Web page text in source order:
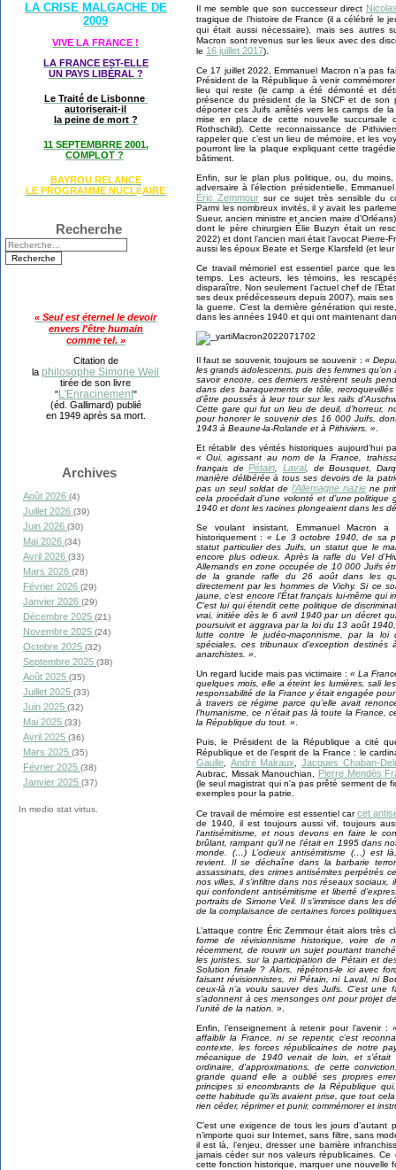
LA CRISE MALGACHE DE
2009
VIVE LA FRANCE !
LA FRANCE EST-ELLE
UN PAYS LIBÉRAL ?
Le Traité de Lisbonne
autoriserait-il
la peine de mort ?
11 SEPTEMBRRE 2001,
COMPLOT ?
BAYROU RELANCE
LE PROGRAMME NUCLÉAIRE
Recherche
« Seul est éternel le devoir
envers l'être humain
comme tel. »
Citation de
laphilosophe Simone Weil
tirée de son livre
"L'Enracinement"
(éd. Gallimard) publié
en 1949 après sa mort.
Archives
Août 2026 (4)
Juillet 2026 (39)
Juin 2026 (30)
Mai 2026 (34)
Avril 2026 (33)
Mars 2026 (28)
Février 2026 (29)
Janvier 2026 (29)
Décembre 2025 (21)
Novembre 2025 (24)
Octobre 2025 (32)
Septembre 2025 (38)
Août 2025 (35)
Juillet 2025 (33)
Juin 2025 (32)
Mai 2025 (33)
Avril 2025 (36)
Mars 2025 (35)
Février 2025 (38)
Janvier 2025 (37)
In medio stat virtus.
Il me semble que son successeur direct
tragique de l’histoire de France (il a célébré le
qui était aussi nécessaire), mais ses autres
Macron sont revenus sur les lieux avec des
le 16 juillet 2017).
Ce 17 juillet 2022, Emmanuel Macron n’a pas
Président de la République à venir
lieu qui reste (le camp a été démonté et
présence du président de la SNCF et de son
déporter ces Juifs arrêtés vers les camps de
mise en place de cette nouvelle
Rothschild). Cette reconnaissance de
rappeler que c’est un lieu de mémoire, et les
pourront lire la plaque expliquant cette
bâtiment.
Enfin, sur le plan plus politique, ou, du
adversaire à l’élection présidentielle,
Éric Zemmoursur ce sujet très sensible du
Parmi les nombreux invités, il y avait les
Sueur, ancien ministre et ancien maire
dont le père chirurgien Élie Buzyn était un
2022) et dont l’ancien mari était l’avocat Pierre-
aussi les époux Beate et Serge Klarsfeld (et leur
Ce travail mémoriel est essentiel parce que
temps. Les acteurs, les témoins, les
disparaître. Non seulement l’actuel chef de
ses deux prédécesseurs depuis 2007), mais
la guerre. C’est la dernière génération qui
dans les années 1940 et qui ont maintenant
Il faut se souvenir, toujours se souvenir : «
les grands adolescents, puis des femmes
savoir encore, ces derniers restèrent seuls
dans des baraquements de tôle,
d’être poussés à leur tour sur les rails
Cette gare qui fut un lieu de deuil, d’horreur,
pour honorer le souvenir des 16 000 Juifs,
1943 à Beaune-la-Rolande et à Pithiviers. »
Et rétablir des vérités historiques aujourd’hui
« Oui, agissant au nom de la France,
français dePétain ,Laval, de Bousquet,
manière délibérée à tous ses devoirs de la
pas un seul soldat del’Allemagne nazie ne
cela procédait d’une volonté et d’une politique
1940 et dont les racines plongeaient dans les
Se voulant insistant, Emmanuel Macron
historiquement : « Le 3 octobre 1940, de sa
statut particulier des Juifs, un statut que le
encore plus odieux. Après la rafle du Vel
Allemands en zone occupée de 10 000 Juifs
de la grande rafle du 26 août dans les
directement par les hommes de Vichy. Si ce
jaune, c’est encore l’État français lui-même qui
C’est lui qui étendit cette politique de
vrai, initiée dès le 6 avril 1940 par un décret
poursuivit et aggrava par la loi du 13 août
lutte contre le judéo-maçonnisme, par la
spéciales, ces tribunaux d’exception
anarchistes. »
Un regard lucide mais pas victimaire : « La
quelques mois, elle a éteint les lumières, sali
responsabilité de la France y était engagée
à travers ce régime parce qu’elle avait
l’humanisme, ce n’était pas là toute la France,
la République du tout. »
Puis, le Président de la République a cité
République et de l’esprit de la France : le
Gaulle André Malraux ,Jacques Chaban-
Aubrac, Missak Manouchian, Pierre Mendès
(le seul magistrat qui n’a pas prêté serment de
exemples pour la patrie.
Ce travail de mémoire est essentiel carcet
de 1940, il est toujours aussi vif, toujours
l’antisémitisme, et nous devons en faire le
brûlant, rampant qu’il ne l’était en 1995 dans
monde. (…) L’odieux antisémitisme (…) est
revient. Il se déchaîne dans la barbarie
assassinats, des crimes antisémites perpétrés
nos villes, il s’infiltre dans nos réseaux
qui confondent antisémitisme et liberté
portraits de Simone Veil. Il s’immisce dans les
de la complaisance de certaines forces
L’attaque contre Éric Zemmour était alors très
forme de révisionnisme historique, voire de
récemment, de rouvrir un sujet pourtant
les juristes, sur la participation de Pétain et
Solution finale ? Alors, répétons-le ici avec
faisant révisionnistes, ni Pétain, ni Laval, ni
ceux-là n’a voulu sauver des Juifs. C’est
s’adonnent à ces mensonges ont pour projet
l’unité de la nation. »
Enfin, l’enseignement à retenir pour l’avenir :
affaiblir la France, ni se repentir, c’est
contexte, les forces républicaines de notre
mécanique de 1940 venait de loin, et s’était
ordinaire, d’approximations, de cette
grande quand elle a oublié ses propres
principes si encombrants de la République
cette habitude qu’ils avaient prise, que tout
rien céder, réprimer et punir, commémorer et
C’est une exigence de tous les jours d’autant
n’importe quoi sur Internet, sans filtre, sans
il est là, l’enjeu, dresser une barrière
jamais céder sur nos valeurs républicaines. Ce
cette fonction historique, marquer une nouvelle